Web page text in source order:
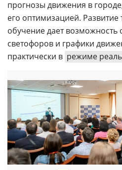
прогнозы движения в
его оптимизацией.
обучение дает возможность
светофоров и графики
практически в режиме